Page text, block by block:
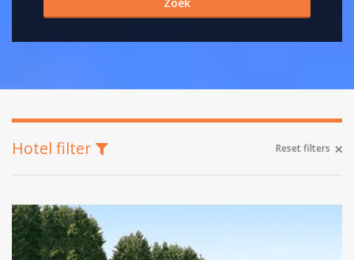
Hotel filter Reset filters